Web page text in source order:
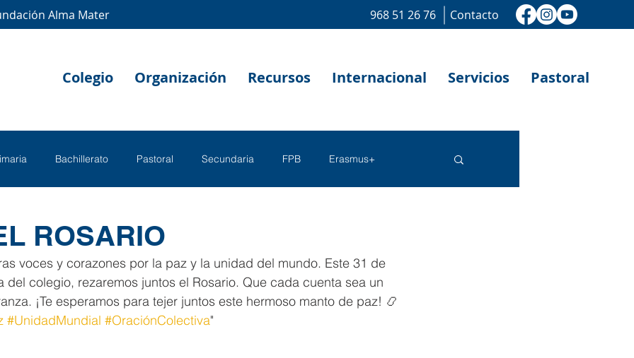
Alma Mater Contacto
968 51 26 76
Colegio Organización Recursos Internacional Servicios Pastoral
Bachillerato Pastoral Secundaria FPB Erasmus+
ROSARIO
voces y corazones por la paz y la unidad del mundo. Este 31 de
del colegio, rezaremos juntos el Rosario. Que cada cuenta sea un
¡Te esperamos para tejer juntos este hermoso manto de paz! 📿
#UnidadMundial #OraciónColectiva"